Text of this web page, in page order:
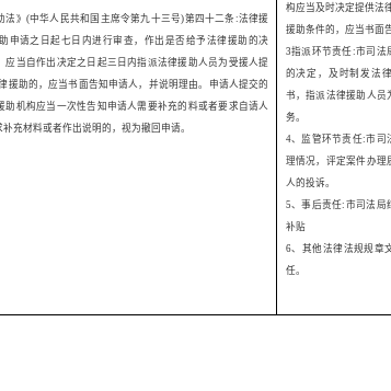
法》 (中华人民共和国主席令第九十三号)第四十二条 :法律援
申请之日起七日内进行审查，作出是否给予法律援助的决
应当自作出决定之日起三日内指派法律援助人员为受援人提
援助的，应当书面告知申请人，并说明理由。申请人提交的
助机构应当一次性告知申请人需要补充的料或者要求自请人
充材料或者作出说明的，视为撤回 申请。
构应当及时决定提供法
援助条件的，应当书面
3指派环节责任:市司法
的决定，及时制发法
书，指派法律援助人员
务。
4、监管环节责任:市司
理情况，评定案件办理
人的投诉。
5、事后责任: 市司法局
补贴
6、其他法律法规规章
任。